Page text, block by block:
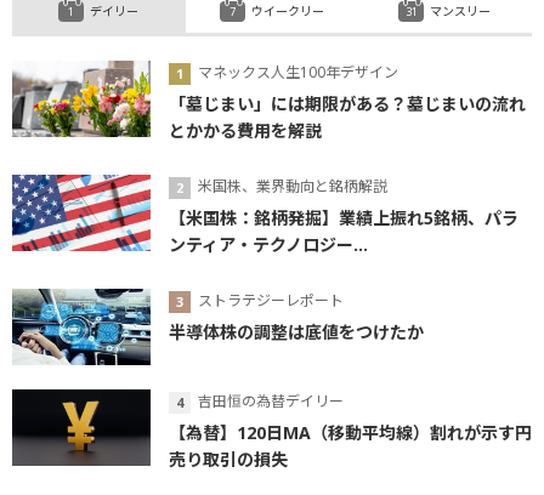
デイリー
マネックス人生100年デザイン
「墓じまい」には期限がある？墓じまいの流れ
とかかる費用を解説
米国株、業界動向と銘柄解説
【米国株：銘柄発掘】業績上振れ5銘柄、パラ
ンティア・テクノロジー...
ストラテジーレポート
半導体株の調整は底値をつけたか
吉田恒の為替デイリー
【為替】120日MA（移動平均線）割れが示す円
売り取引の損失
ウイークリー マンスリー